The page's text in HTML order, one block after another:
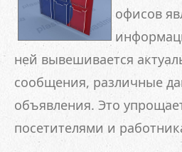
офисов
ней вывешивается
сообщения, различные
объявления. Это
посетителями и